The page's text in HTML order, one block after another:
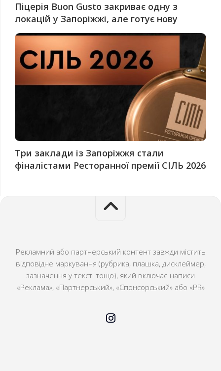
Піцерія Buon Gusto закриває одну з
локацій у Запоріжжі, але готує нову
Три заклади із Запоріжжя стали
фіналістами Ресторанної премії СІЛЬ 2026
Рекламний або партнерський контент завжди містить
відповідне маркування (рубрика, плашка, дисклеймер,
зазначення у тексті тощо), який включає написи
«Реклама», «Партнерський», «Спонсорський» або «PR»